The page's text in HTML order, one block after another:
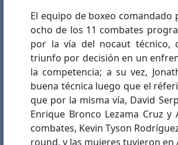
El equipo de boxeo
ocho de los 11 combates
por la vía del nocaut técnico,
triunfo por decisión en un
la competencia; a su vez,
buena técnica luego que el
que por la misma vía, David
Enrique Bronco Lezama Cruz
combates, Kevin Tyson
round, y las mujeres tuvieron